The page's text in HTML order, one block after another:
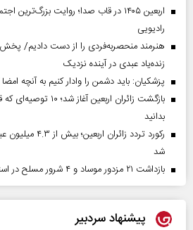
اربعین ۱۴۰۵ در قاب صدا؛ روایت
رادیویی
زنده‌یاد عبدی در آینده نزدیک
پزشکیان: باید دشمن را وادار کنیم به آنچه امضا
بازگشت زائران اربعین
بدانید
رکورد تردد
شد
بازداشت ۲۱ مزدور موساد و ۴ شرور مسلح در استان کرمان
پیشنهاد سردبیر